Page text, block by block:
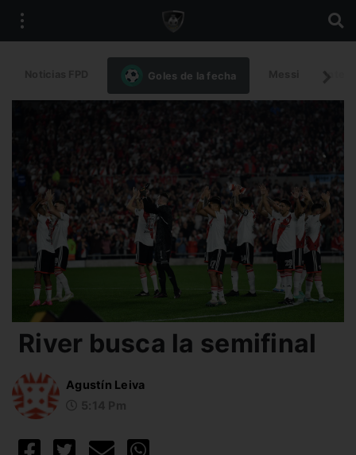
Goles de la fecha
River busca la semifinal
Agustín Leiva